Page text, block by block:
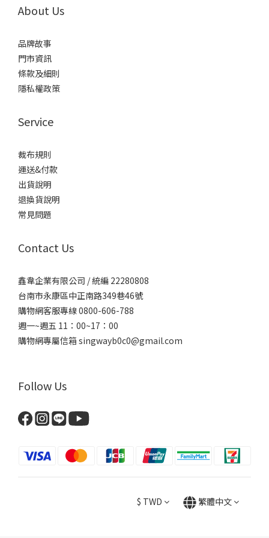
About Us
品牌故事
門市資訊
條款及細則
隱私權政策
Service
裁布規則
運送&付款
出貨說明
退換貨說明
常見問題
Contact Us
鑫韋企業有限公司 / 統編 22280808
台南市永康區中正南路349巷46號
購物網客服專線 0800-606-788
週一~週五 11：00~17：00
購物網專屬信箱 singwayb0c0@gmail.com
Follow Us
$ TWD 繁體中文